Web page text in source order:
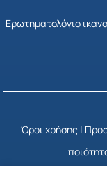
Ερωτηματολόγιο
Όροι χρήσης |